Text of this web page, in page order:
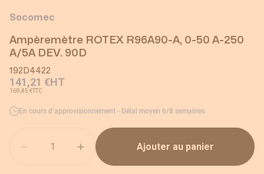
Socomec
Ampèremètre ROTEX R96A90-A, 0-50 A-250
A/5A DEV. 90D
192D4422
141,21 €HT
169,45 €TTC
En cours d’approvisionnement - Délai moyen 6/8 semaines
Ajouter au panier